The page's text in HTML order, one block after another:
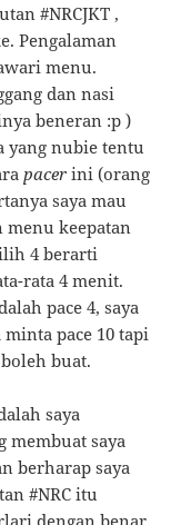
#NRCJKT ,
Pengalaman
menu.
dan nasi
beneran :p )
yang nubie tentu
pacer ini (orang
saya mau
menu keepatan
4 berarti
rata 4 menit.
pace 4, saya
pace 10 tapi
buat.
saya
membuat saya
berharap saya
#NRC itu